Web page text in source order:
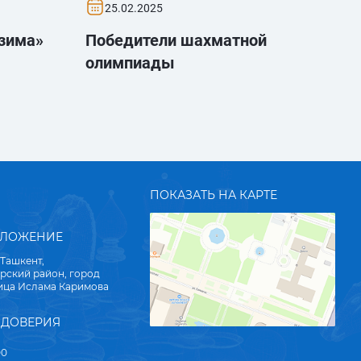
25.02.2025
Победители шахматной
олимпиады
район, город
Ислама Каримова
ПОКАЗАТЬ НА КАРТЕ